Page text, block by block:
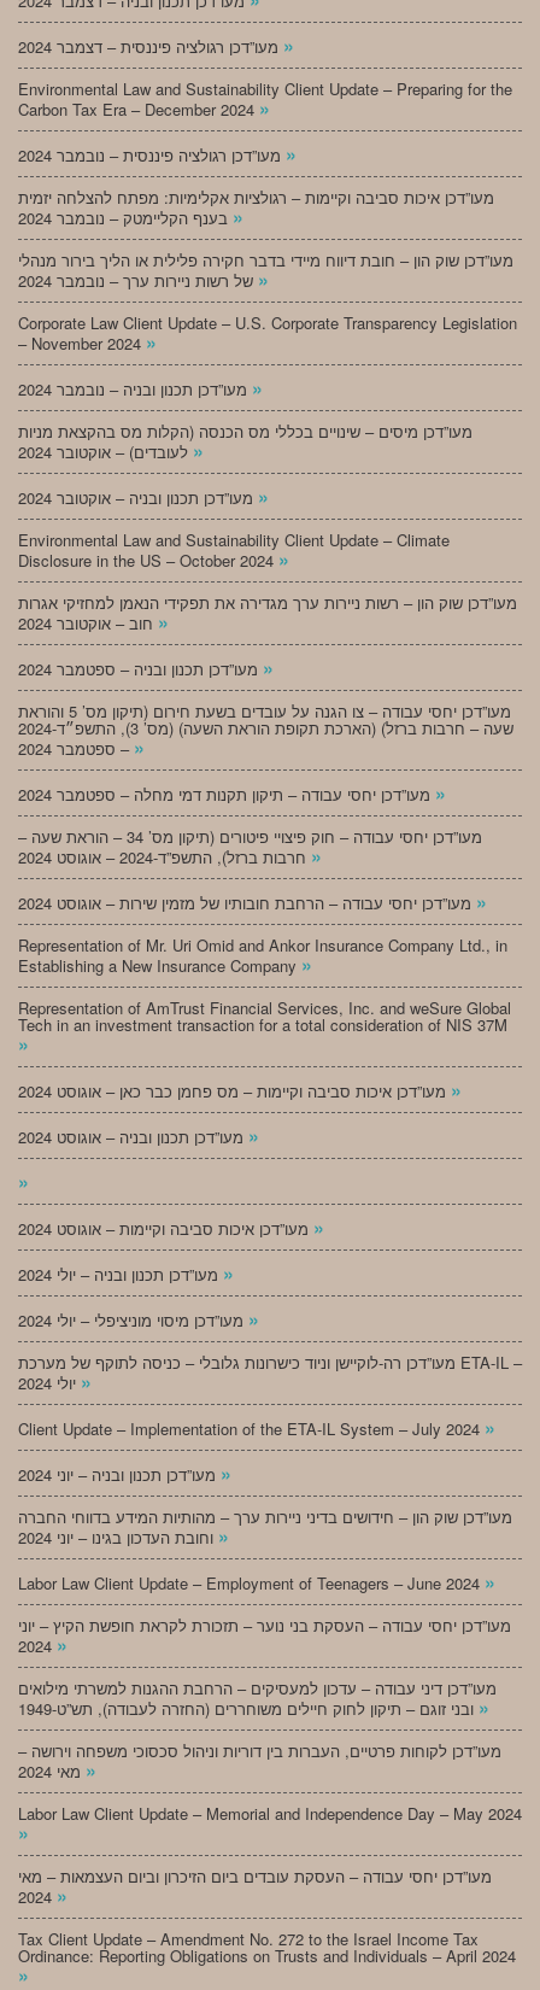
»
Environmental Law and Sustainability Client Update – Preparing for the
Carbon Tax Era – December 2024 »
»
מעו”דכן איכות סביבה וקיימות – רגולציות אקלימיות: מפתח להצלחה יזמית
»
מעו”דכן שוק הון – חובת דיווח מיידי בדבר חקירה פלילית או הליך בירור מנהלי
»
Corporate Law Client Update – U.S. Corporate Transparency Legislation
– November 2024 »
»
מעו”דכן מיסים – שינויים בכללי מס הכנסה (הקלות מס בהקצאת מניות
»
»
Environmental Law and Sustainability Client Update – Climate
Disclosure in the US – October 2024 »
מעו”דכן שוק הון – רשות ניירות ערך מגדירה את תפקידי הנאמן למחזיקי אגרות
»
»
מעו”דכן יחסי עבודה – צו הגנה על עובדים בשעת חירום (תיקון מס’ 5 והוראת
שעה – חרבות ברזל) (הארכת תקופת הוראת השעה) (מס’ 3), התשפ״ד-2024
– ספטמבר 2024 »
»
מעו”דכן יחסי עבודה – חוק פיצויי פיטורים (תיקון מס’ 34 – הוראת שעה –
»
»
Representation of Mr. Uri Omid and Ankor Insurance Company Ltd., in
Establishing a New Insurance Company »
Representation of AmTrust Financial Services, Inc. and weSure Global
Tech in an investment transaction for a total consideration of NIS 37M
»
»
»
»
»
»
»
מעו”דכן רה-לוקיישן וניוד כישרונות גלובלי – כניסה לתוקף של מערכת ETA-IL –
»
Client Update – Implementation of the ETA-IL System – July 2024 »
»
מעו”דכן שוק הון – חידושים בדיני ניירות ערך – מהותיות המידע בדווחי החברה
»
Labor Law Client Update – Employment of Teenagers – June 2024 »
מעו”דכן יחסי עבודה – העסקת בני נוער – תזכורת לקראת חופשת הקיץ – יוני
»
מעו”דכן דיני עבודה – עדכון למעסיקים – הרחבת ההגנות למשרתי מילואים
»
מעו”דכן לקוחות פרטיים, העברות בין דוריות וניהול סכסוכי משפחה וירושה –
»
Labor Law Client Update – Memorial and Independence Day – May 2024
»
מעו”דכן יחסי עבודה – העסקת עובדים ביום הזיכרון וביום העצמאות – מאי
»
Tax Client Update – Amendment No. 272 to the Israel Income Tax
Ordinance: Reporting Obligations on Trusts and Individuals – April 2024
»